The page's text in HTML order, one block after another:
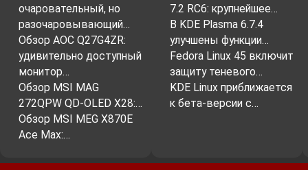
очаровательный, но
разочаровывающий…
Обзор AOC Q27G4ZR:
удивительно доступный
монитор…
Обзор MSI MAG
272QPW QD-OLED X28:…
Обзор MSI MEG X870E
Ace Max:…
7.2 RC6: крупнейшее…
В KDE Plasma 6.7.4
улучшены функции…
Fedora Linux 45 включит
защиту теневого…
KDE Linux приближается
к бета-версии с…